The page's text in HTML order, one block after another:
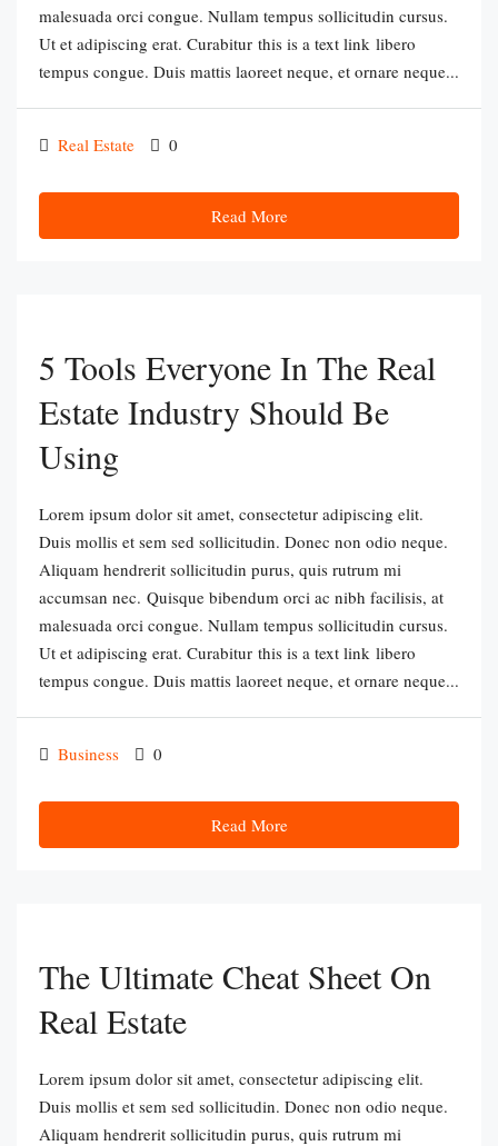
malesuada orci congue. Nullam tempus sollicitudin cursus.
Ut et adipiscing erat. Curabitur this is a text link libero
tempus congue. Duis mattis laoreet neque, et ornare neque...
Real Estate 0
Read More
5 Tools Everyone In The Real
Estate Industry Should Be
Using
Lorem ipsum dolor sit amet, consectetur adipiscing elit.
Duis mollis et sem sed sollicitudin. Donec non odio neque.
Aliquam hendrerit sollicitudin purus, quis rutrum mi
accumsan nec. Quisque bibendum orci ac nibh facilisis, at
malesuada orci congue. Nullam tempus sollicitudin cursus.
Ut et adipiscing erat. Curabitur this is a text link libero
tempus congue. Duis mattis laoreet neque, et ornare neque...
Business 0
Read More
The Ultimate Cheat Sheet On
Real Estate
Lorem ipsum dolor sit amet, consectetur adipiscing elit.
Duis mollis et sem sed sollicitudin. Donec non odio neque.
Aliquam hendrerit sollicitudin purus, quis rutrum mi